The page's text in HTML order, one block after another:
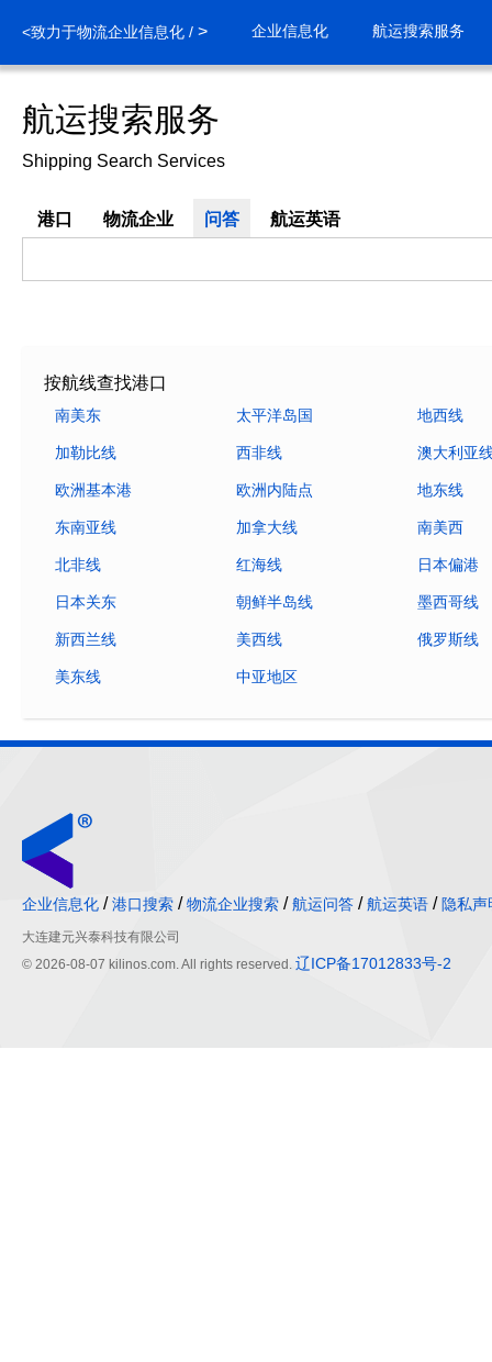
<致力于物流企业信息化 / > 企业信息化 航运搜索服务
航运搜索服务
Shipping Search Services
港口 物流企业 问答 航运英语
按航线查找港口
南美东 太平洋岛国 地西线
加勒比线 西非线 澳大利亚
欧洲基本港 欧洲内陆点 地东线
东南亚线 加拿大线 南美西
北非线 红海线 日本偏港
日本关东 朝鲜半岛线 墨西哥线
新西兰线 美西线 俄罗斯线
美东线 中亚地区
企业信息化 /港口搜索 /物流企业搜索 /航运问答 /航运英语 / 隐私声
大连建元兴泰科技有限公司
© 2026-08-07 kilinos.com. All rights reserved. 辽ICP备17012833号-2